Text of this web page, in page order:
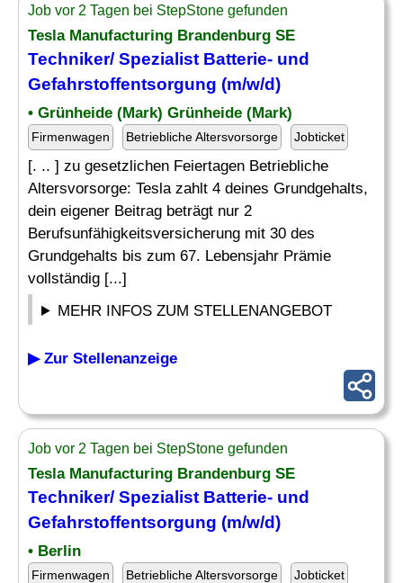
Job vor 2 Tagen bei StepStone gefunden
Tesla Manufacturing Brandenburg SE
Techniker/ Spezialist Batterie- und
Gefahrstoffentsorgung (m/w/d)
• Grünheide (Mark) Grünheide (Mark)
Firmenwagen Betriebliche Altersvorsorge Jobticket
[. .. ] zu gesetzlichen Feiertagen Betriebliche
Altersvorsorge: Tesla zahlt 4 deines Grundgehalts,
dein eigener Beitrag beträgt nur 2
Berufsunfähigkeitsversicherung mit 30 des
Grundgehalts bis zum 67. Lebensjahr Prämie
vollständig [...]
MEHR INFOS ZUM STELLENANGEBOT
▶ Zur Stellenanzeige
Job vor 2 Tagen bei StepStone gefunden
Tesla Manufacturing Brandenburg SE
Techniker/ Spezialist Batterie- und
Gefahrstoffentsorgung (m/w/d)
• Berlin
Firmenwagen Betriebliche Altersvorsorge Jobticket